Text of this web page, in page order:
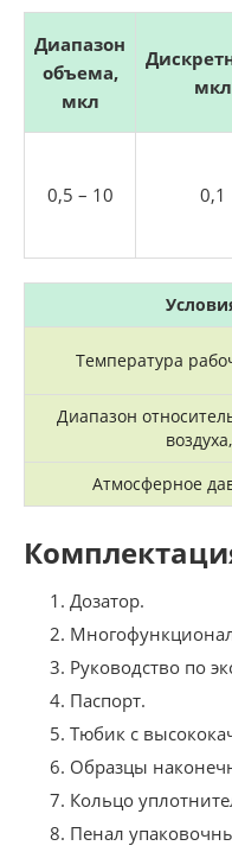
Диапазон
объема,
мкл
мкл
0,5 – 10 0,1
Температура
Диапазон
Атмосферное
Дозатор.
Руководство по
Паспорт.
Тюбик с
Образцы
Кольцо
Пенал